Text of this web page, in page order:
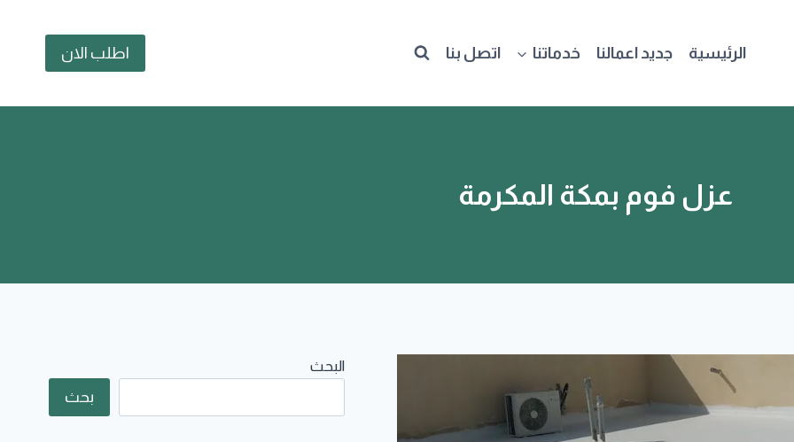
الرئيسية جديد اعمالنا خدماتنا اتصل بنا اطلب الان
عزل فوم بمكة المكرمة
البحث
بحث